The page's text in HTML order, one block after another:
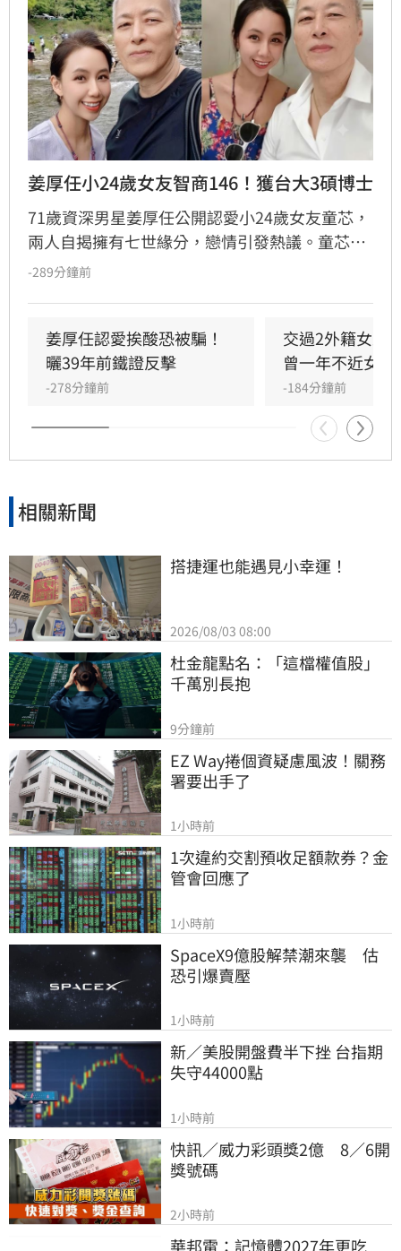
姜厚任小24歲女友智商146！獲台大3碩博士
71歲資深男星姜厚任公開認愛小24歲女友童芯，
兩人自揭擁有七世緣分，戀情引發熱議。童芯被
譽為全方位學霸，擁有146高智商，不僅取得台
助管理跨領域資源，讓童芯專注研發。童芯除學
術成就外，還具備特殊靈性體驗，曾在廟宇創下
連續擲出42個聖筊的奇蹟。兩人超越傳統男女情
愛，以理性思維與能力互補模式，共同經營科
技、文化與農業事業，展開跨越世紀的合作使
命。
-289分鐘前
姜厚任認愛挨酸恐被騙！
曬39年前鐵證反擊
-278分鐘前
交過2外籍女友
曾一年不近女色
-184分鐘前
相關新聞
搭捷運也能遇見小幸運！
2026/08/03 08:00
杜金龍點名：「這檔權值股」
千萬別長抱
9分鐘前
EZ Way捲個資疑慮風波！關務
署要出手了
1小時前
1次違約交割預收足額款券？金
管會回應了
1小時前
SpaceX9億股解禁潮來襲　估
恐引爆賣壓
1小時前
新／美股開盤費半下挫 台指期
失守44000點
1小時前
快訊／威力彩頭獎2億　8／6開
獎號碼
2小時前
華邦電：記憶體2027年更吃